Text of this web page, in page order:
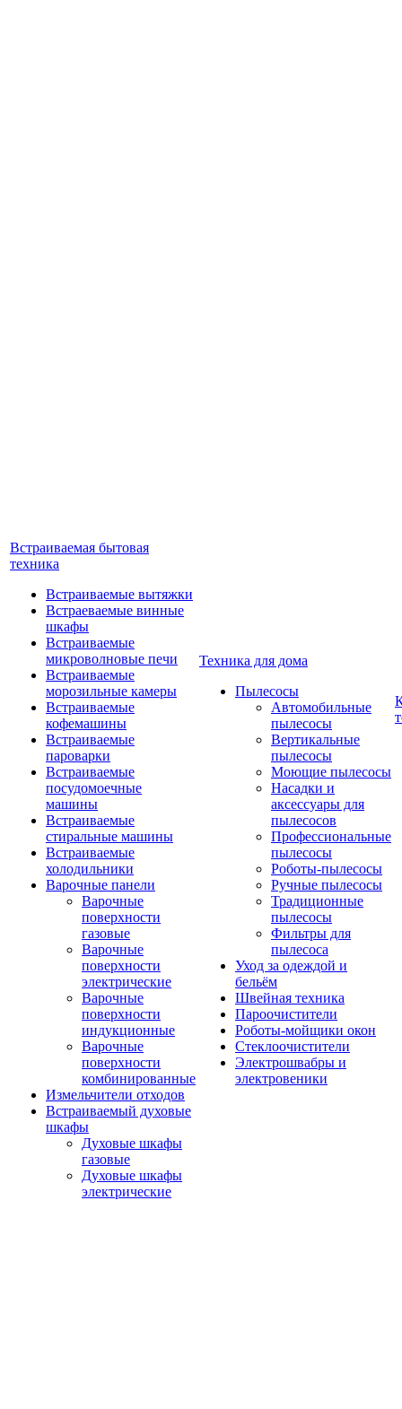
Встраиваемая бытовая
техника
Встраиваемые вытяжки
Встраеваемые винные
шкафы
Встраиваемые
микроволновые печи
Встраиваемые
морозильные камеры
Встраиваемые
кофемашины
Встраиваемые
пароварки
Встраиваемые
посудомоечные
машины
Встраиваемые
стиральные машины
Встраиваемые
холодильники
Варочные панели
Варочные
поверхности
газовые
Варочные
поверхности
электрические
Варочные
поверхности
индукционные
Варочные
поверхности
комбинированные
Измельчители отходов
Встраиваемый духовые
шкафы
Духовые шкафы
газовые
Духовые шкафы
электрические
Техника для дома
Пылесосы
Автомобильные
пылесосы
Вертикальные
пылесосы
Моющие пылесосы
Насадки и
аксессуары для
пылесосов
Профессиональные
пылесосы
Роботы-пылесосы
Ручные пылесосы
Традиционные
пылесосы
Фильтры для
пылесоса
Уход за одеждой и
бельём
Швейная техника
Пароочистители
Роботы-мойщики окон
Стеклоочистители
Электрошвабры и
электровеники